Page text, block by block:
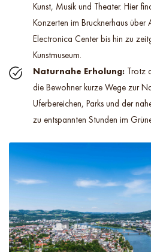
Kunst, Musik und Theater. Hier
Konzerten im Brucknerhaus über
Electronica Center bis hin zu
Kunstmuseum.
Naturnahe Erholung: Trotz
die Bewohner kurze Wege zur
Uferbereichen, Parks und der
zu entspannten Stunden im